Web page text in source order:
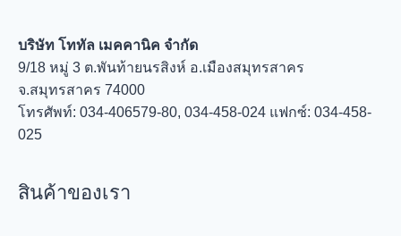
บริษัท โททัล เมคคานิค จำกัด
9/18 หมู่ 3 ต.พันท้ายนรสิงห์ อ.เมืองสมุทรสาคร
จ.สมุทรสาคร 74000
โทรศัพท์: 034-406579-80, 034-458-024 แฟกซ์: 034-458-
025
สินค้าของเรา